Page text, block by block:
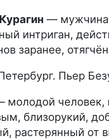
— мужчина
интриган,
заранее,
Пьер
молодой человек,
близорукий,
растерянный от